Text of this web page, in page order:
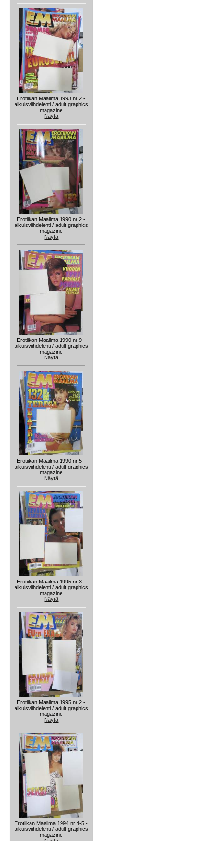
Erotiikan Maailma 1993 nr 2 -
aikuisviihdelehti / adult graphics
magazine
Näytä
Erotiikan Maailma 1990 nr 2 -
aikuisviihdelehti / adult graphics
magazine
Näytä
Erotiikan Maailma 1990 nr 9 -
aikuisviihdelehti / adult graphics
magazine
Näytä
Erotiikan Maailma 1990 nr 5 -
aikuisviihdelehti / adult graphics
magazine
Näytä
Erotiikan Maailma 1995 nr 3 -
aikuisviihdelehti / adult graphics
magazine
Näytä
Erotiikan Maailma 1995 nr 2 -
aikuisviihdelehti / adult graphics
magazine
Näytä
Erotiikan Maailma 1994 nr 4-5 -
aikuisviihdelehti / adult graphics
magazine